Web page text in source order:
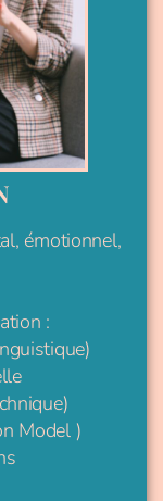
émotionnel,
:
Model )